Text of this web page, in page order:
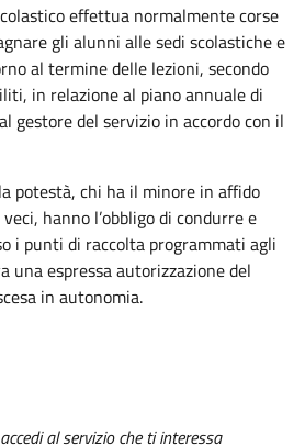
effettua normalmente corse
gli alunni alle sedi scolastiche e
al termine delle lezioni, secondo
in relazione al piano annuale di
gestore del servizio in accordo con il
potestà, chi ha il minore in affido
hanno l’obbligo di condurre e
i punti di raccolta programmati agli
espressa autorizzazione del
in autonomia.
al servizio che ti interessa